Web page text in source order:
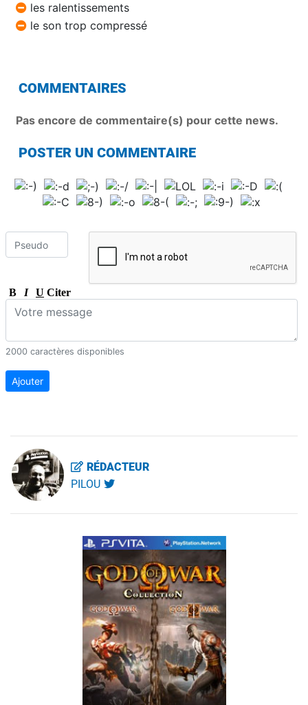
RÉDACTEUR
PILOU
les ralentissements
le son trop compressé
COMMENTAIRES
Pas encore de commentaire(s) pour cette news.
POSTER UN COMMENTAIRE
B I U Citer
2000 caractères disponibles
Ajouter